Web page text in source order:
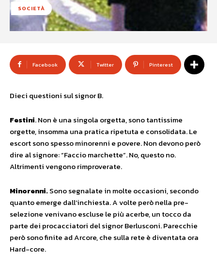
SOCIETÀ
Facebook Twitter Pinterest
Dieci questioni sul signor B.
Festini. Non è una singola orgetta, sonotantissime
orgette, insomma una pratica ripetuta e consolidata. Le
escort sono spesso minorenni e povere. Non devono però
dire al signore: “Faccio marchette”. No, questo no.
Altrimenti vengono rimproverate.
Minorenni.Sono segnalate in molte occasioni, secondo
quanto emerge dall’inchiesta. A volte però nella pre-
selezione venivano escluse le più acerbe, un tocco da
parte dei procacciatori del signor Berlusconi. Parecchie
però sono finite ad Arcore, che sulla rete è diventata ora
Hard-core.